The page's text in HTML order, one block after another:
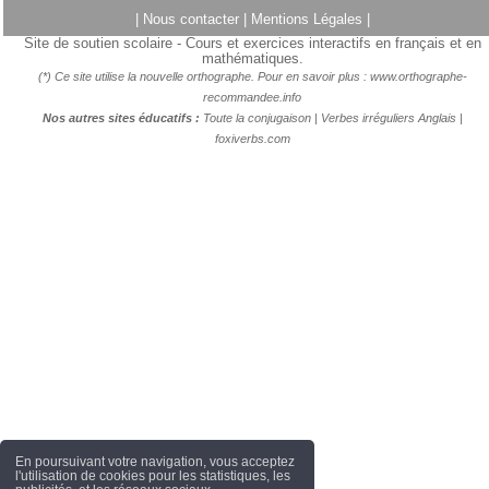
En poursuivant votre navigation, vous acceptez
l'utilisation de cookies pour les statistiques, les
Nous contacter Mentions Légales
Site de soutien scolaire - Cours et exercices interactifs en français et en
mathématiques.
(*) Ce site utilise la nouvelle orthographe. Pour en savoir plus : www.orthographe-
recommandee.info
Nos autres sites éducatifs : Toute la conjugaison| Verbes irréguliers Anglais |
foxiverbs.com